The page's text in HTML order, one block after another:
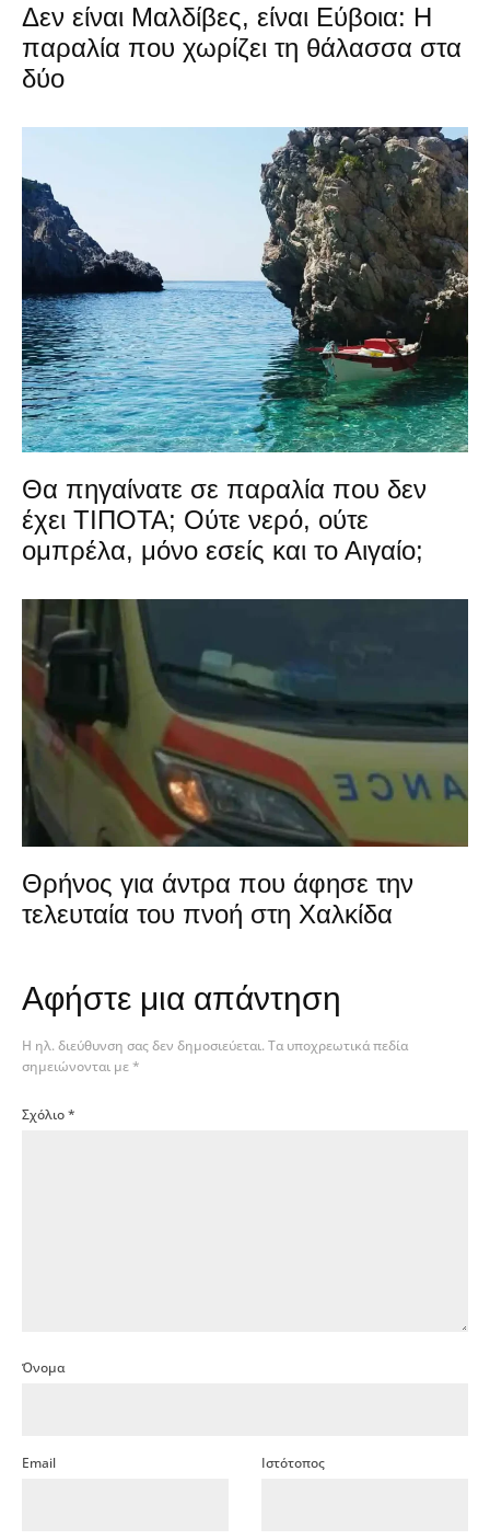
Δεν είναι Μαλδίβες, είναι Εύβοια: Η
παραλία που χωρίζει τη θάλασσα στα
δύο
Θα πηγαίνατε σε παραλία που δεν
έχει ΤΙΠΟΤΑ; Ούτε νερό, ούτε
ομπρέλα, μόνο εσείς και το Αιγαίο;
Θρήνος για άντρα που άφησε την
τελευταία του πνοή στη Χαλκίδα
Αφήστε μια απάντηση
Η ηλ. διεύθυνση σας δεν δημοσιεύεται. Τα υποχρεωτικά πεδία
σημειώνονται με*
Σχόλιο*
Όνομα
Email Ιστότοπος